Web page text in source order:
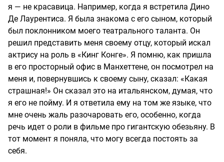
я — не красавица. Например, когда я встретила Дино
Де Лаурентиса. Я была знакома с его сыном, который
был поклонником моего театрального таланта. Он
решил представить меня своему отцу, который искал
актрису на роль в «Кинг Конге». Я помню, как пришла
в его просторный офис в Манхеттене, он посмотрел на
меня и, повернувшись к своему сыну, сказал: «Какая
страшная!» Он сказал это на итальянском, думая, что
я его не пойму. И я ответила ему на том же языке, что
мне очень жаль разочаровать его, особенно, когда
речь идет о роли в фильме про гигантскую обезьяну. В
тот момент я поняла, что могу всегда постоять за
себя.